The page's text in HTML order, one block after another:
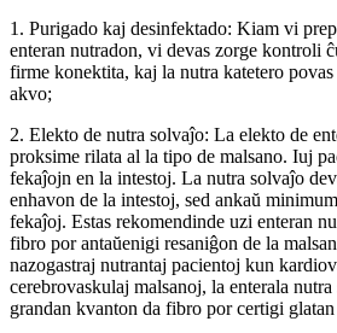
1. Purigado kaj desinfektado: Kiam vi
enteran nutradon, vi devas zorge kontroli
firme konektita, kaj la nutra katetero
akvo;
2. Elekto de nutra solvaĵo: La elekto de
proksime rilata al la tipo de malsano. Iuj
fekaĵojn en la intestoj. La nutra solvaĵo
enhavon de la intestoj, sed ankaŭ
fekaĵoj. Estas rekomendinde uzi enteran
fibro por antaŭenigi resaniĝon de la
nazogastraj nutrantaj pacientoj kun
cerebrovaskulaj malsanoj, la enterala
grandan kvanton da fibro por certigi